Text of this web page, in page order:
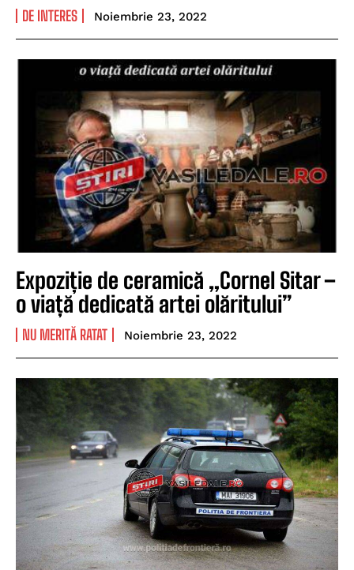
DE INTERES Noiembrie 23, 2022
Expoziție de ceramică „Cornel Sitar –
o viață dedicată artei olăritului”
NU MERITĂ RATAT Noiembrie 23, 2022